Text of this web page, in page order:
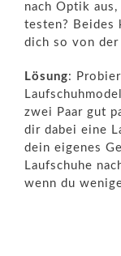
nach Optik
testen? Beides
dich so von der
Lösung:
zwei Paar gut
dir dabei eine
dein eigenes
Laufschuhe
wenn du